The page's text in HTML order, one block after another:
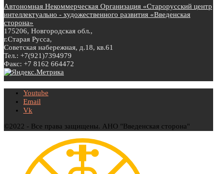
Автономная Некоммерческая Организация «Старорусский центр
интеллектуально - художественного развития «Введенская
сторона»
175206, Новгородская обл.,
г.Старая Русса,
Советская набережная, д.18, кв.61
Тел.: +7(921)7394979
Факс: +7 8162 664472
Youtube
Email
Vk
©2022 - Все права защищены. АНО "Введенская сторона"